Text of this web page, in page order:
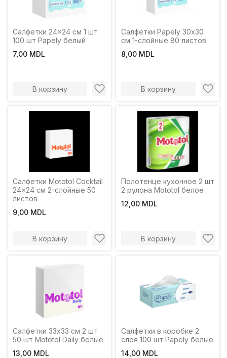
Салфетки 24x24 см 1 шт
100 шт Papely белый
7,00 MDL
В корзину
Салфетки Papely 30х30
см 1-слойные 80 листов
8,00 MDL
В корзину
Салфетки Mototol Cocktail
24x24 см 2-слойные 50
листов
9,00 MDL
В корзину
Полотенце кухонное 2 шт
2 рулона Mototol белое
12,00 MDL
В корзину
Салфетки 33х33 см 2 шт
50 шт Mototol Daily белые
13,00 MDL
Салфетки в коробке 2
слоя 100 шт Papely белые
14,00 MDL